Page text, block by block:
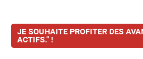
JE SOUHAITE PROFITER DES
ACTIFS." !